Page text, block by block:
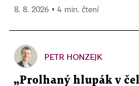
8. 8. 2026 ▪ 4 min. čtení
PETR HONZEJK
„Prolhaný hlupák v